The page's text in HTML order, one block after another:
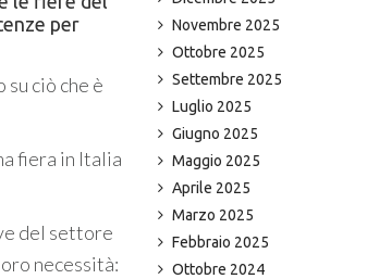
per
ciò che è
fiera in Italia
del settore
necessità:
Novembre 2025
Ottobre 2025
Settembre 2025
Luglio 2025
Giugno 2025
Maggio 2025
Aprile 2025
Marzo 2025
Febbraio 2025
Ottobre 2024